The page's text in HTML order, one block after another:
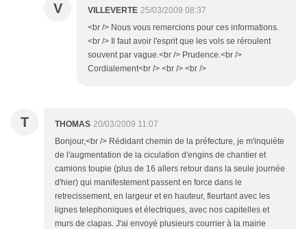
V VILLEVERTE 25/03/2009 08:37
<br /> Nous vous remercions pour ces informations.
<br /> Il faut avoir l'esprit que les vols se réroulent
souvent par vague.<br /> Prudence.<br />
Cordialement<br /> <br /> <br />
T THOMAS 20/03/2009 11:07
Bonjour,<br /> Rédidant chemin de la préfecture, je m'inquiète
de l'augmentation de la ciculation d'engins de chantier et
camions toupie (plus de 16 allers retour dans la seule journée
d'hier) qui manifestement passent en force dans le
retrecissement, en largeur et en hauteur, fleurtant avec les
lignes telephoniques et électriques, avec nos capitelles et
murs de clapas. J'ai envoyé plusieurs courrier à la mairie